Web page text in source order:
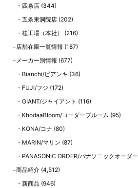
四条店 (344)
五条東洞院店 (202)
桂工場（本社）
(216)
店舗在庫一覧情報 (187)
メーカー別情報 (677)
Bianchi/ビアンキ (36)
FUJI/フジ (172)
GIANT/ジャイアント (116)
KhodaaBloom/コーダーブルーム (95)
KONA/コナ (80)
MARIN/マリン (87)
PANASONIC ORDER/パナソニックオーダー
商品紹介 (4,512)
新商品 (946)